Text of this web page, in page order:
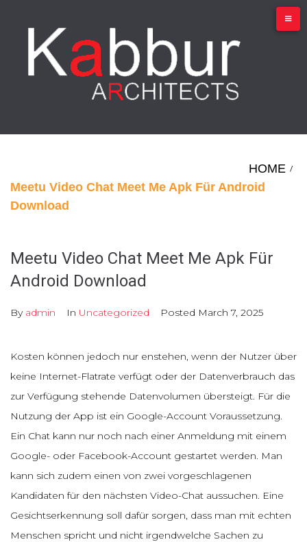
content
HOME /
Meetu Video Chat Meet Me Apk Für Android
Download
Meetu Video Chat Meet Me Apk Für
Android Download
By admin In Uncategorized Posted March 7, 2025
Kosten können jedoch nur enstehen, wenn der Nutzer über
keine Internet-Flatrate verfügt oder der Datenverbrauch das
zur Verfügung stehende Datenvolumen übersteigt. Für die
Nutzung der App ist ein Google-Account Voraussetzung.
Ein Chat kann nur noch nach einer Anmeldung mit einem
Google- oder Facebook-Account gestartet werden. Man
kann sich zudem einen von zwei vorgeschlagenen
Kandidaten für den nächsten Video-Chat aussuchen. Eine
Gesichtserkennung soll dafür sorgen, dass man mit echten
Menschen spricht und nicht irgendwelche Sachen zu